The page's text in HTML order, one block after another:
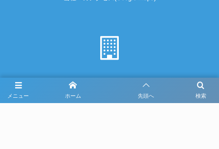
メニュー 検索
ホーム 先頭へ
給排水・衛生・換気・冷暖房・消火・設備施工